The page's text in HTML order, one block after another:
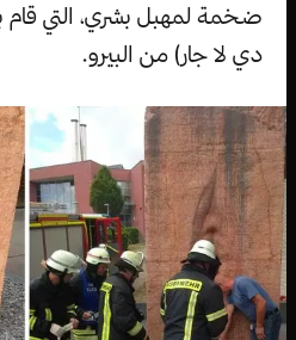
ضخمة لمهبل بشري، التي قام
دي لا جار) من البيرو.